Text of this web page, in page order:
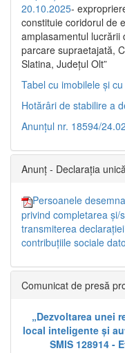
20.10.2025-
constituie coridorul de
amplasamentul lucrării
parcare supraetajată,
Slatina, Județul Olt”
Tabel cu imobilele și
Hotărâri de stabilire a
Anunțul nr. 18594/
Anunț - Declarația
Persoanele
privind completarea și/
transmiterea
contribuțiile sociale
Comunicat de presă
„Dezvoltarea unei
local inteligente și
SMIS 128914 -